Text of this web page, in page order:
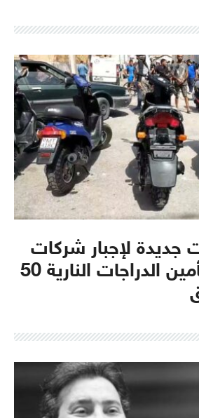
جديدة لإجبار شركات
التأمين على تأمين الدراجات النارية 50